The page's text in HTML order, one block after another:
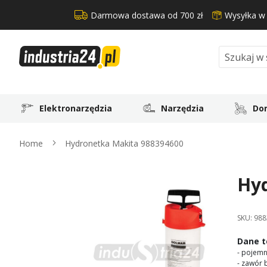
Darmowa dostawa od 700 zł Wysyłka
Search
Elektronarzędzia Narzędzia
Home Hydronetka Makita 988394600
images
SKU:
Dane
-
- zawór